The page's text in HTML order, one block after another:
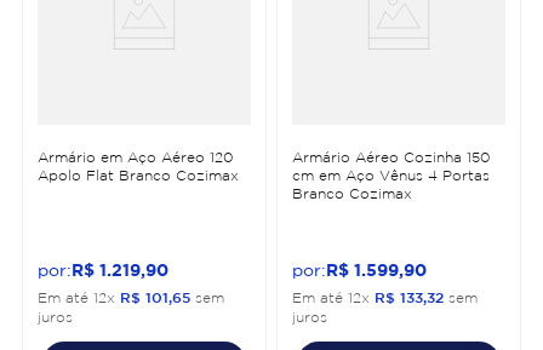
Armário em Aço Aéreo 120
Apolo Flat Branco Cozimax
R$ 1 219 90
Em até 12x R$ 101 65 sem
juros
Armário Aéreo Cozinha 150
cm em Aço Vênus 4 Portas
Branco Cozimax
R$ 1 599 90
Em até 12x R$ 133 32 sem
juros